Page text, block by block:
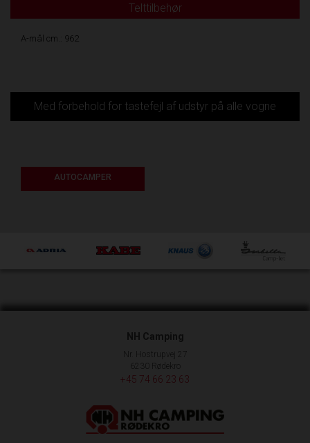
Telttilbehør
A-mål cm.: 962
Med forbehold for tastefejl af udstyr på alle vogne
AUTOCAMPER
NH Camping
Nr. Hostrupvej 27
6230 Rødekro
+45 74 66 23 63